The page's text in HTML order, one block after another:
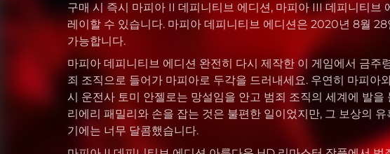
구매 시 즉시 마피아 II 데피니티브 에디션, 마피아 III 데피니티브
레이할 수 있습니다. 마피아 데피니티브 에디션은 2020년 8월 28
가능합니다.
마피아 데피니티브 에디션 완전히 다시 제작한 이 게임에서 금주
죄 조직으로 들어가 마피아로 두각을 드러내세요. 우연히 마피아
시 운전사 토미 안젤로는 망설임을 안고 범죄 조직의 세계에 발을
리에리 패밀리와 손을 잡는 것은 불편한 일이었지만, 그 보상의
기에는 너무 달콤했습니다.